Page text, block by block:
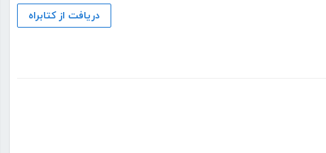
دریافت از کتابراه